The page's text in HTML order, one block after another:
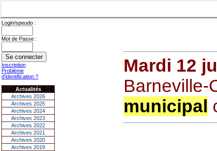
Login/speudo :
Mot de Passe :
Inscription
Problème
d'identification ?
Actualités
Archives 2026
Archives 2025
Archives 2024
Archives 2023
Archives 2022
Archives 2021
Archives 2020
Archives 2019
Mardi 12
Barneville-
municipal